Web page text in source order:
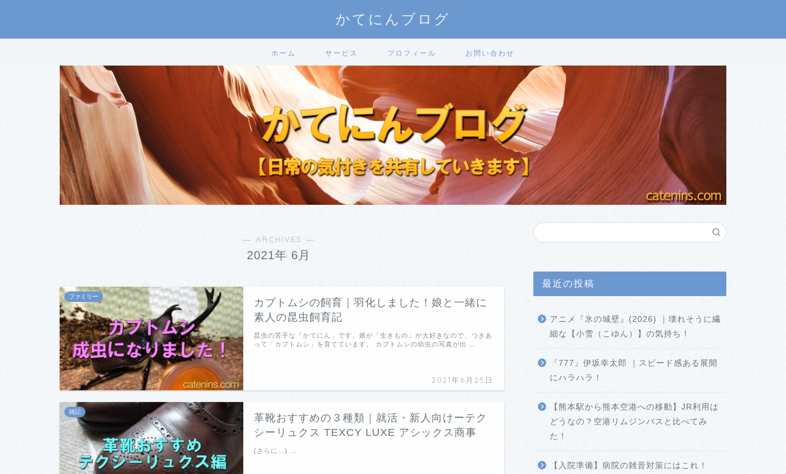
かてにんブログ
ホーム サービス プロフィール お問い合わせ
― ARCHIVES ―
2021年 6月
ファミリー
カブトムシの飼育｜羽化しました！娘と一緒に
素人の昆虫飼育記
2021年6月25日
昆虫の苦手な「かてにん」です。娘が「生きもの」が大好きなので、つきあ
って「カブトムシ」を育てています。 カブトムシの幼虫の写真が出 …
雑記
革靴おすすめの３種類｜就活・新人向けーテク
シーリュクス TEXCY LUXE アシックス商事
(さらに…) …
最近の投稿
アニメ『氷の城壁』(2026) ｜壊れそうに繊
細な【小雪（こゆん）】の気持ち！
『777』伊坂幸太郎 ｜スピード感ある展開
にハラハラ！
【熊本駅から熊本空港への移動】JR利用は
どうなの？空港リムジンバスと比べてみ
た！
【入院準備】病院の雑音対策にはこれ！